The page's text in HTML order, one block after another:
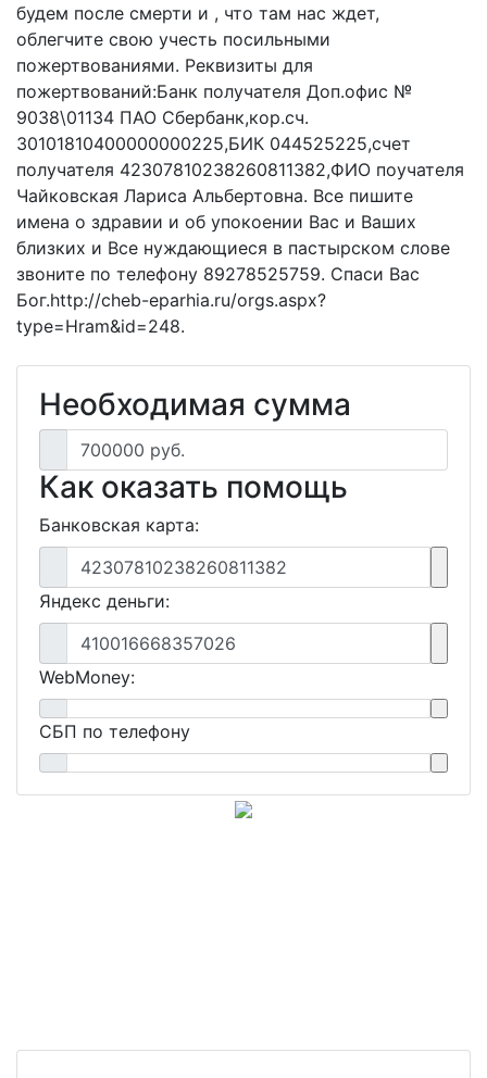
будем после смерти и , что там нас ждет,
облегчите свою учесть посильными
пожертвованиями. Реквизиты для
пожертвований:Банк получателя Доп.офис №
9038\01134 ПАО Сбербанк,кор.сч.
30101810400000000225,БИК 044525225,счет
получателя 42307810238260811382,ФИО поучателя
Чайковская Лариса Альбертовна. Все пишите
имена о здравии и об упокоении Вас и Ваших
близких и Все нуждающиеся в пастырском слове
звоните по телефону 89278525759. Спаси Вас
Бог.http://cheb-eparhia.ru/orgs.aspx?
type=Hram&id=248.
Необходимая сумма
700000 руб.
Как оказать помощь
Банковская карта:
42307810238260811382
Яндекс деньги:
410016668357026
WebMoney:
СБП по телефону